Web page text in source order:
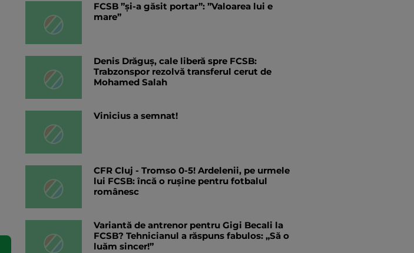
FCSB ”și-a găsit portar”: ”Valoarea lui e
mare”
Denis Drăguș, cale liberă spre FCSB:
Trabzonspor rezolvă transferul cerut de
Mohamed Salah
Vinicius a semnat!
CFR Cluj - Tromso 0-5! Ardelenii, pe urmele
lui FCSB: încă o rușine pentru fotbalul
românesc
Variantă de antrenor pentru Gigi Becali la
FCSB? Tehnicianul a răspuns fabulos: „Să o
luăm sincer!”